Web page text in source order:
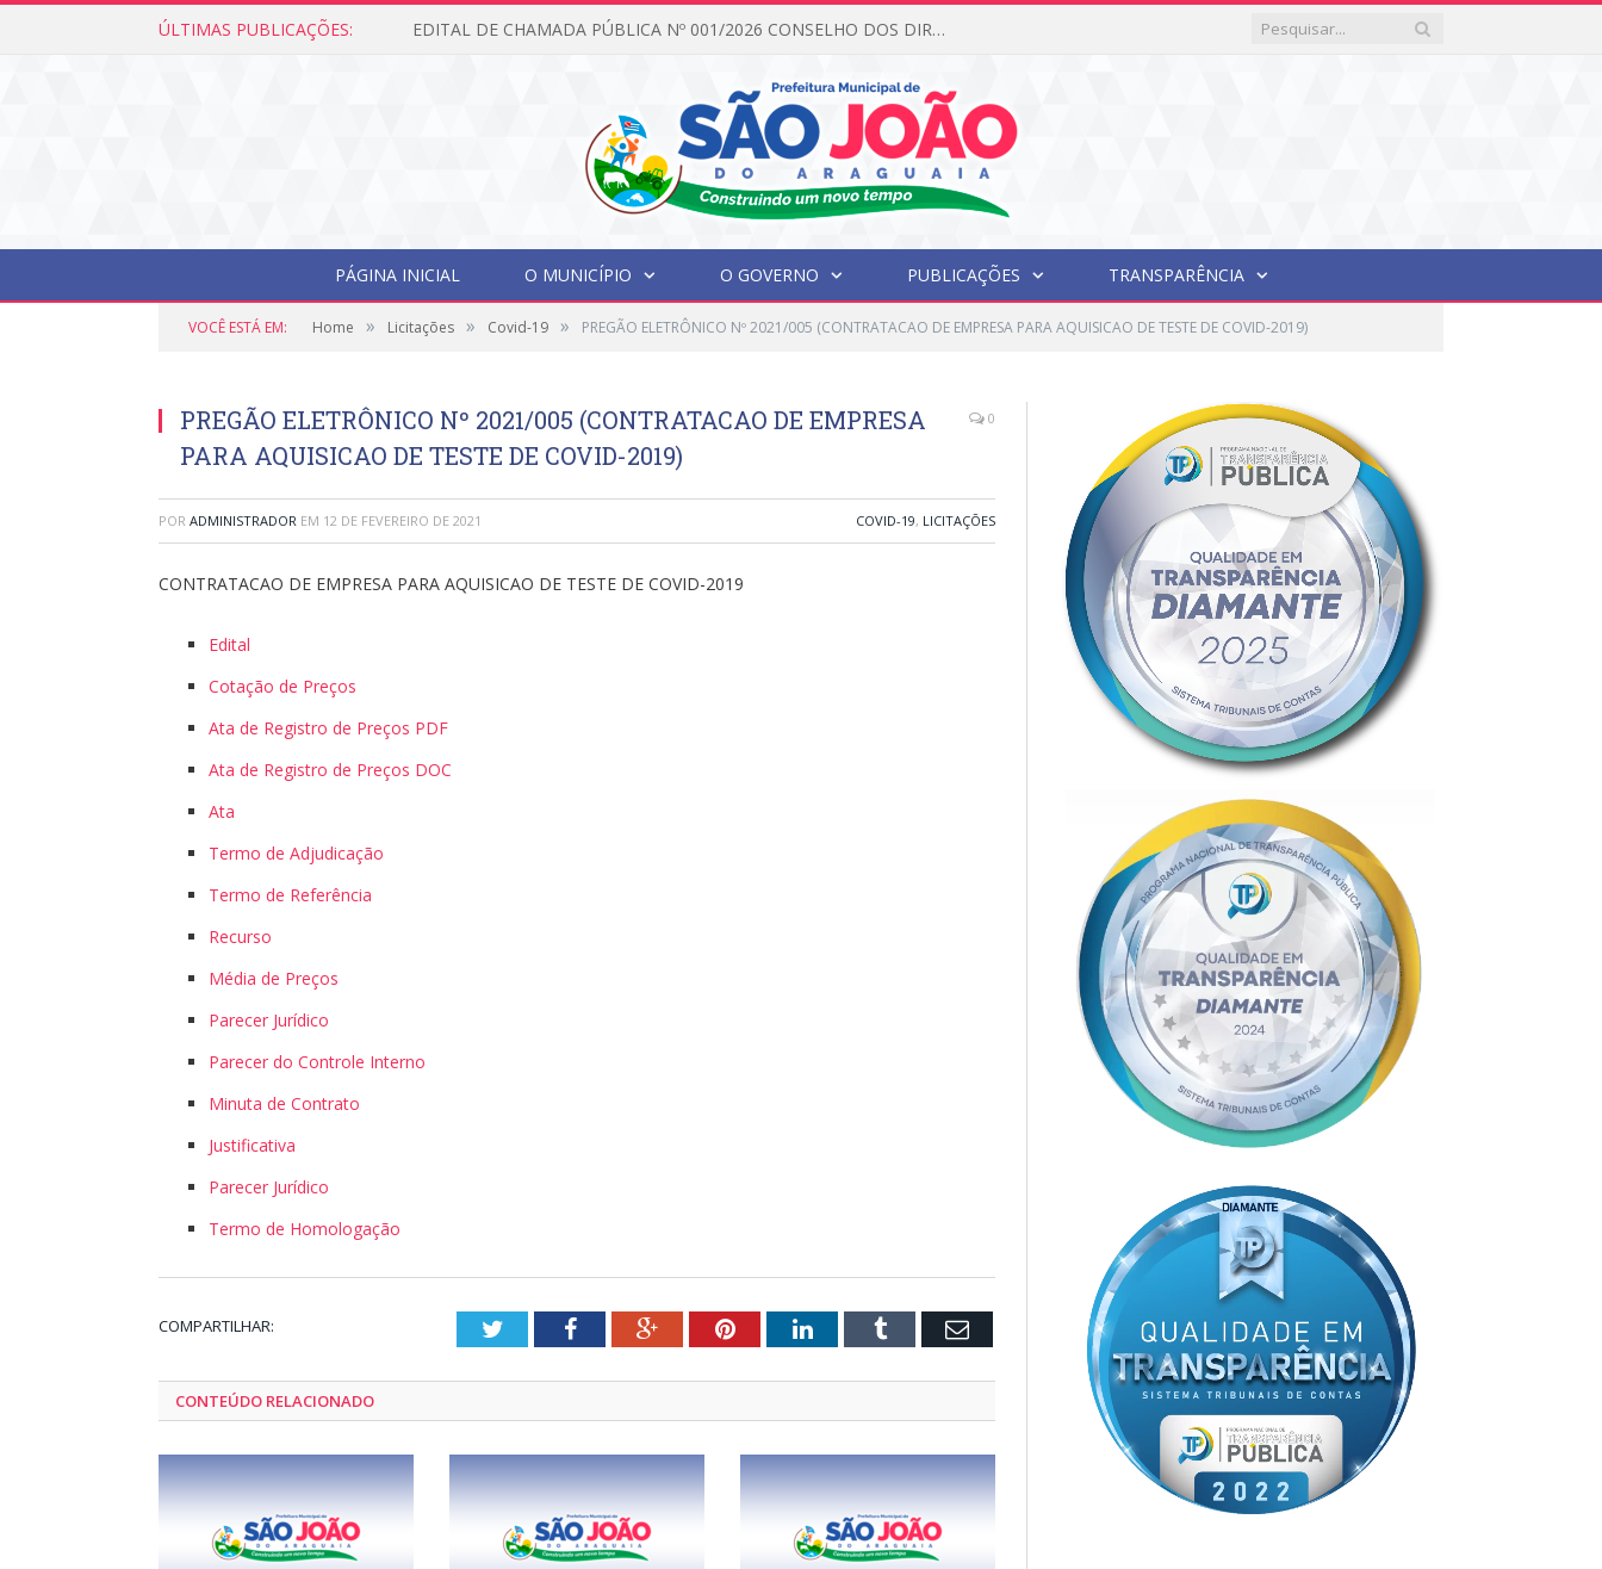
ÚLTIMAS PUBLICAÇÕES: EDITAL DE CHAMADA PÚBLICA Nº 001/2026 CONSELHO DOS DIREITOS DA CRIANÇA E DO ADOLESCENTE
PÁGINA INICIAL O MUNICÍPIO O GOVERNO PUBLICAÇÕES TRANSPARÊNCIA
VOCÊ ESTÁ EM: Home » Licitações » Covid-19 » PREGÃO ELETRÔNICO Nº 2021/005 (CONTRATACAO DE EMPRESA PARA AQUISICAO DE TESTE DE COVID-2019)
PREGÃO ELETRÔNICO Nº 2021/005 (CONTRATACAO DE EMPRESA
PARA AQUISICAO DE TESTE DE COVID-2019)
0
POR ADMINISTRADOR EM 12 DE FEVEREIRO DE 2021 COVID-19, LICITAÇÕES
CONTRATACAO DE EMPRESA PARA AQUISICAO DE TESTE DE COVID-2019
Edital
Cotação de Preços
Ata de Registro de Preços PDF
Ata de Registro de Preços DOC
Ata
Termo de Adjudicação
Termo de Referência
Recurso
Média de Preços
Parecer Jurídico
Parecer do Controle Interno
Minuta de Contrato
Justificativa
Parecer Jurídico
Termo de Homologação
COMPARTILHAR: TwitterFacebookGoogle+PinterestLinkedInTumblr Email
CONTEÚDO RELACIONADO